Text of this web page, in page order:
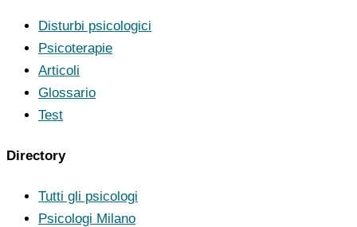
Disturbi psicologici
Psicoterapie
Articoli
Glossario
Test
Directory
Tutti gli psicologi
Psicologi Milano